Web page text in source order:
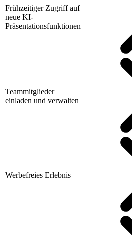
Frühzeitiger Zugriff auf
neue KI-
Präsentationsfunktionen
Teammitglieder
einladen und verwalten
Werbefreies Erlebnis